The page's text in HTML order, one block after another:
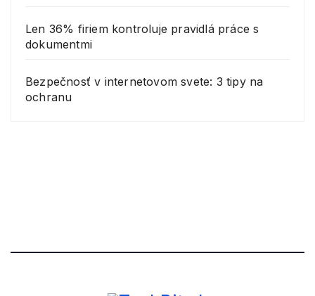
Len 36% firiem kontroluje pravidlá práce s
dokumentmi
Bezpečnosť v internetovom svete: 3 tipy na
ochranu